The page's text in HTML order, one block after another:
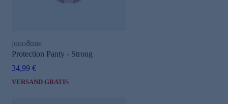
juno&me
Protection Panty - Strong
34,99 €
VERSAND GRATIS